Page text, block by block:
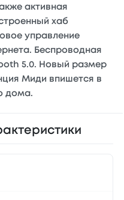
активная
хаб
управление
Беспроводная
5.0. Новый размер
Миди впишется в
дома.